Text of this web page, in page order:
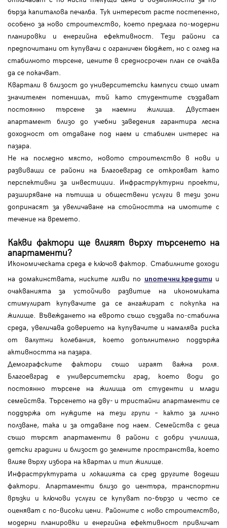
бърза капиталова печалба. Тук интересът расте постепенно,
особено за ново строителство, което предлага по-модерни
планировки и енергийна ефективност. Тези райони са
предпочитани от купувачи с ограничен бюджет, но с оглед на
стабилното търсене, цените в средносрочен план се очаква
да се покачват.
Квартали в близост до университетски кампуси също имат
значителен потенциал, тъй като студентите създават
постоянно търсене за наемни жилища. Двустаен
апартамент близо до учебни заведения гарантира лесна
доходност от отдаване под наем и стабилен интерес на
пазара.
Не на последно място, новото строителство в нови и
развиващи се райони на Благоевград се открояват като
перспективни за инвестиции. Инфраструктурни проекти,
разширяване на пътища и обществени услуги в тези зони
допринасят за увеличаване на стойността на имотите с
течение на времето.
Какви фактори ще влияят върху търсенето на
апартаменти?
Икономическата среда е ключов фактор. Стабилните доходи
на домакинствата, ниските лихви по ипотечни кредити и
очакванията за устойчиво развитие на икономиката
стимулират купувачите да се ангажират с покупка на
жилище. Въвеждането на еврото също създава по‑стабилна
среда, увеличава доверието на купувачите и намалява риска
от валутни колебания, което допълнително поддържа
активността на пазара.
Демографските фактори също играят важна роля.
Благоевград е университетски град, което води до
постоянно търсене на жилища от студенти и млади
семейства. Търсенето на дву- и тристайни апартаменти се
поддържа от нуждите на тези групи – както за лично
ползване, така и за отдаване под наем. Семейства с деца
също търсят апартаменти в райони с добри училища,
детски градини и близост до зелените пространства, което
влияе върху избора на квартал и тип жилище.
Инфраструктурата и локацията са сред другите водещи
фактори. Апартаменти близо до центъра, транспортни
връзки и ключови услуги се купуват по-бързо и често се
оценяват с по-високи цени. Районите с ново строителство,
модерни планировки и енергийна ефективност привличат